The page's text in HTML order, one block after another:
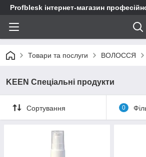
Profblesk інтернет-магазин
Товари та послуги ВОЛОССЯ
KEEN Спеціальні продукти
Сортування 0